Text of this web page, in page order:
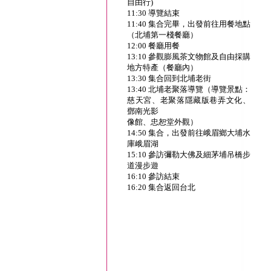
自由行)
11:30 導覽結束
11:40 集合完畢，出發前往用餐地點
（北埔第一棧餐廳）
12:00 餐廳用餐
13:10 參觀膨風茶文物館及自由採購
地方特產（餐廳內）
13:30 集合回到北埔老街
13:40 北埔老聚落導覽（導覽景點：
慈天宮、老聚落隱藏版巷弄文化、
鄧南光影
像館、忠恕堂外觀）
14:50 集合，出發前往峨眉鄉大埔水
庫峨眉湖
15:10 參訪彌勒大佛及細茅埔吊橋步
道漫步遊
16:10 參訪結束
16:20 集合返回台北